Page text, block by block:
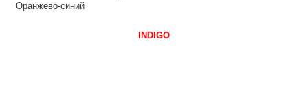
Оранжево-синий
INDIGO